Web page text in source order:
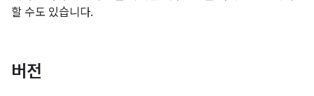
할 수도 있습니다.
버전